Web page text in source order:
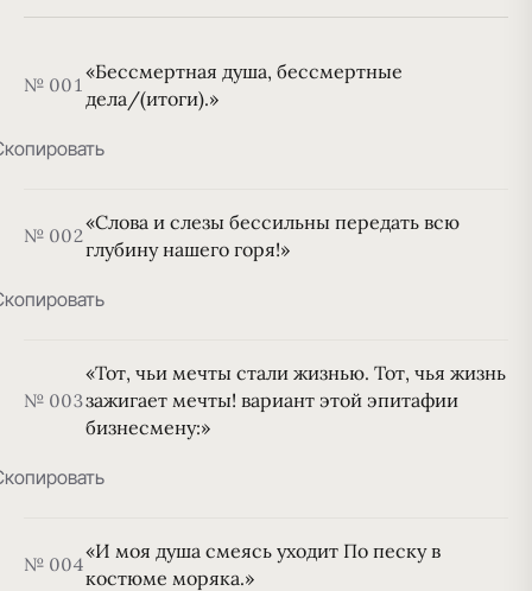
№ 001
«Бессмертная душа, бессмертные
дела/(итоги).»
№ 002
«Слова и слезы бессильны передать всю
глубину нашего горя!»
№ 003
«Тот, чьи мечты стали жизнью. Тот, чья жизнь
зажигает мечты! вариант этой эпитафии
бизнесмену:»
№ 004
«И моя душа смеясь уходит По песку в
костюме моряка.»